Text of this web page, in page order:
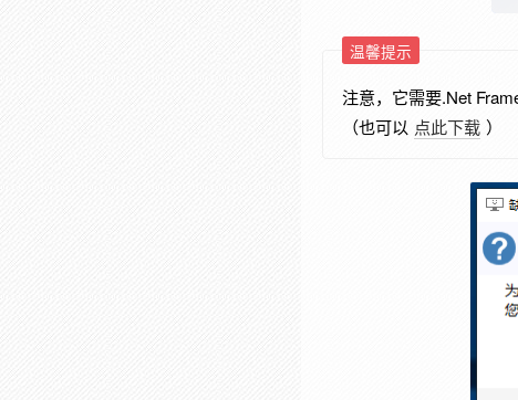
温馨提示
注意，它需要.Net
（也可以 点此下载 ）